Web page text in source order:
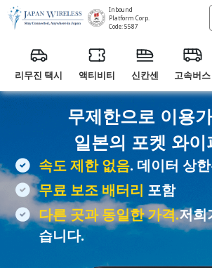
Inbound
Platform Corp.
Code: 5587
리무진 택시 액티비티 신칸센 고속버스
무제한으로 이용
일본의 포켓 와이
속도 제한 없음. 데이터 상
무료 보조 배터리 포함
다른 곳과 동일한 가격.저희
습니다.